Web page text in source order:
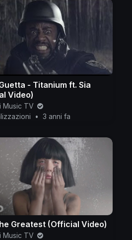
- Titanium ft. Sia
Video)
Music TV
• 3 anni fa
Greatest (Official Video)
Music TV